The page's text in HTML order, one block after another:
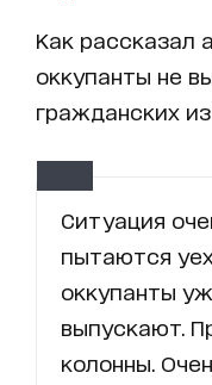
Как рассказал
оккупанты не
гражданских
Ситуация
пытаются
оккупанты
выпускают.
колонны.